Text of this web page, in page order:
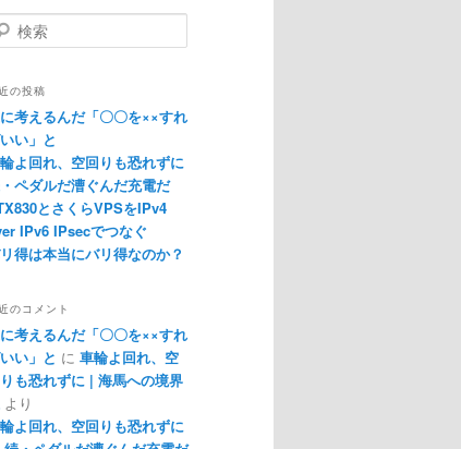
の投稿
考えるんだ「〇〇を××すれ
い」と
よ回れ、空回りも恐れずに
ペダルだ漕ぐんだ充電だ
とさくらVPSをIPv4
IPv6 IPsecでつなぐ
得は本当にバリ得なのか？
のコメント
考えるんだ「〇〇を××すれ
い」と に 車輪よ回れ、空
も恐れずに | 海馬への境界
より
よ回れ、空回りも恐れずに